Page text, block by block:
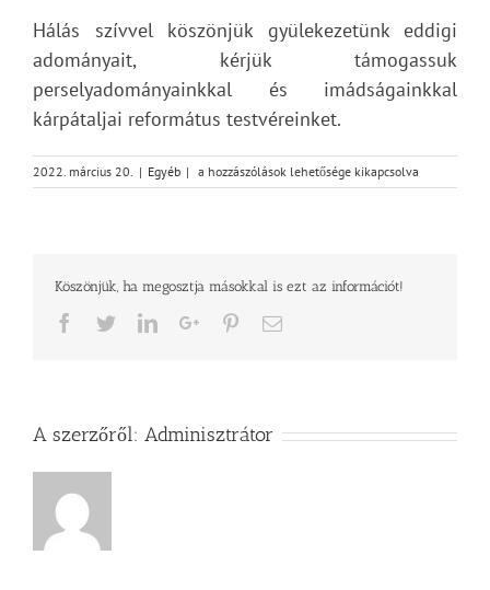
Hálás szívvel köszönjük gyülekezetünk eddigi
adományait, kérjük támogassuk
perselyadományainkkal és imádságainkkal
kárpátaljai református testvéreinket.
2022. március 20. | Egyéb | Perselyadomány
felajánlása
bejegyzéshez
a hozzászólások lehetősége kikapcsolva
Köszönjük, ha megosztja másokkal is ezt az információt!
Facebook
TwitterLinkedInGoogle+PinterestEmail
A szerzőről: Adminisztrátor